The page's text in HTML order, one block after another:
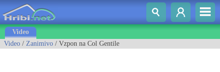
Video
Video / Zanimivo / Vzpon na Col Gentile